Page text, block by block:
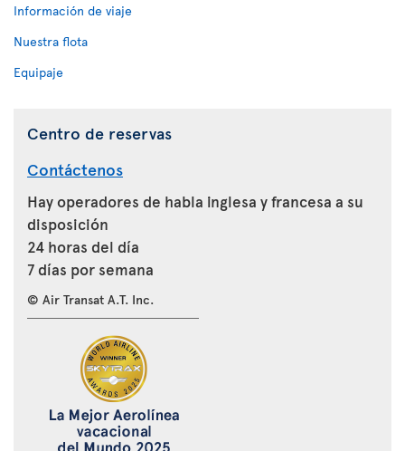
Información de viaje
Nuestra flota
Equipaje
Centro de reservas
Contáctenos
Hay operadores de habla inglesa y francesa a su
disposición
24 horas del día
7 días por semana
© Air Transat A.T. Inc.